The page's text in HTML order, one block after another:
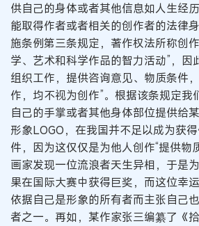
供自己的身体或者其他信息如人生经
能取得作者或者相关的创作者的法律
施条例第三条规定，著作权法所称创
学、艺术和科学作品的智力活动”，因
组织工作，提供咨询意见、物质条件
作，均不视为创作”。根据该条规定我
自己的手掌或者其他身体部位提供给
形象LOGO，在我国并不足以成为获
件，因为这仅仅是为他人创作“提供物
画家发现一位流浪者天生异相，于是
果在国际大赛中获得巨奖，而这位幸
依据自己是形象的所有者而主张自己
者之一。再如，某作家张三编纂了《